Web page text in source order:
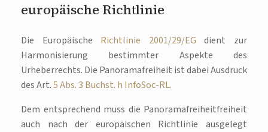
europäische Richtlinie
Die Europäische Richtlinie 2001/29/EG dient zur
Harmonisierung bestimmter Aspekte des
Urheberrechts. Die Panoramafreiheit ist dabei Ausdruck
des Art.5 Abs. 3 Buchst. h InfoSoc-RL.
Dem entsprechend muss die Panoramafreiheitfreiheit
auch nach der europäischen Richtlinie ausgelegt